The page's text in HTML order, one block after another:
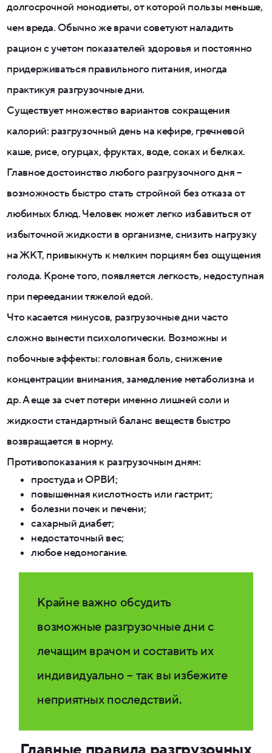
долгосрочной монодиеты, от которой пользы меньше,
чем вреда. Обычно же врачи советуют наладить
рацион с учетом показателей здоровья и постоянно
придерживаться правильного питания, иногда
практикуя разгрузочные дни.
Существует множество вариантов сокращения
калорий: разгрузочный день на кефире, гречневой
каше, рисе, огурцах, фруктах, воде, соках и белках.
Главное достоинство любого разгрузочного дня –
возможность быстро стать стройной без отказа от
любимых блюд. Человек может легко избавиться от
избыточной жидкости в организме, снизить нагрузку
на ЖКТ, привыкнуть к мелким порциям без ощущения
голода. Кроме того, появляется легкость, недоступная
при переедании тяжелой едой.
Что касается минусов, разгрузочные дни часто
сложно вынести психологически. Возможны и
побочные эффекты: головная боль, снижение
концентрации внимания, замедление метаболизма и
др. А еще за счет потери именно лишней соли и
жидкости стандартный баланс веществ быстро
возвращается в норму.
Противопоказания к разгрузочным дням:
простуда и ОРВИ;
повышенная кислотность или гастрит;
болезни почек и печени;
сахарный диабет;
недостаточный вес;
любое недомогание.
Крайне важно обсудить
возможные разгрузочные дни с
лечащим врачом и составить их
индивидуально – так вы избежите
неприятных последствий.